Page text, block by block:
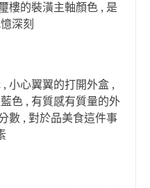
樓的裝潢主軸顏色 , 是
深刻
小心翼翼的打開外盒 ,
色 , 有質感有質量的外
數 , 對於品美食這件事